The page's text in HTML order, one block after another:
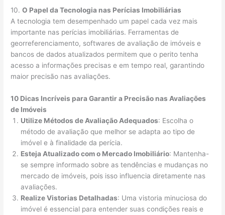
10.O Papel da Tecnologia nas Perícias Imobiliárias
A tecnologia tem desempenhado um papel cada vez mais
importante nas perícias imobiliárias. Ferramentas de
georreferenciamento, softwares de avaliação de imóveis e
bancos de dados atualizados permitem que o perito tenha
acesso a informações precisas e em tempo real, garantindo
maior precisão nas avaliações.
10 Dicas Incríveis para Garantir a Precisão nas Avaliações
de Imóveis
Utilize Métodos de Avaliação Adequados: Escolha o
método de avaliação que melhor se adapta ao tipo de
imóvel e à finalidade da perícia.
Esteja Atualizado com o Mercado Imobiliário: Mantenha-
se sempre informado sobre as tendências e mudanças no
mercado de imóveis, pois isso influencia diretamente nas
avaliações.
Realize Vistorias Detalhadas: Uma vistoria minuciosa do
imóvel é essencial para entender suas condições reais e